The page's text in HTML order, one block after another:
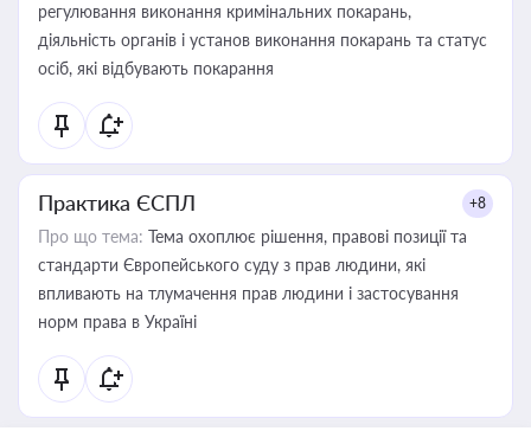
регулювання виконання кримінальних покарань,
діяльність органів і установ виконання покарань та статус
осіб, які відбувають покарання
Практика ЄСПЛ +8
Про що тема: Тема охоплює рішення, правові позиції та
стандарти Європейського суду з прав людини, які
впливають на тлумачення прав людини і застосування
норм права в Україні